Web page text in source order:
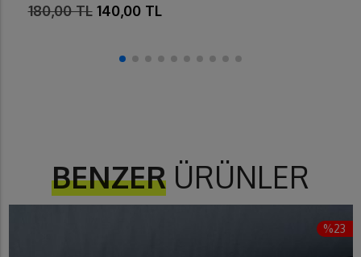
180,00 TL 140,00 TL
BENZER ÜRÜNLER
%23